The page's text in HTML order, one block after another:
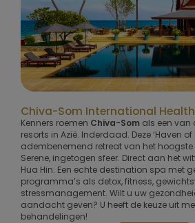
Chiva-Som International
Kenners roemen Chiva-Som als een van
resorts in Azië. Inderdaad. Deze ‘Haven of
adembenemend retreat van het hoogste
Serene, ingetogen sfeer. Direct aan het
Hua Hin. Een echte destination spa met
programma’s als detox, fitness,
stressmanagement. Wilt u uw
aandacht geven? U heeft de keuze uit
behandelingen!